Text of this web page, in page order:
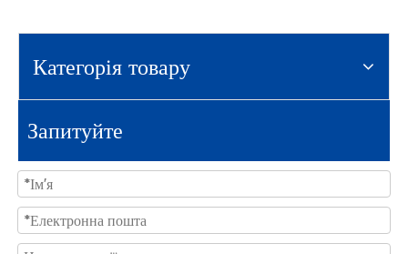
Категорія товару
Запитуйте